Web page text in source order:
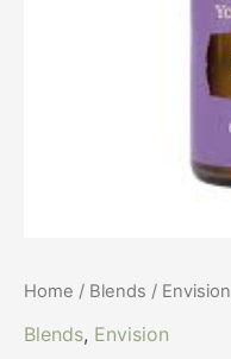
Home / Blends / Envision
Blends, Envision